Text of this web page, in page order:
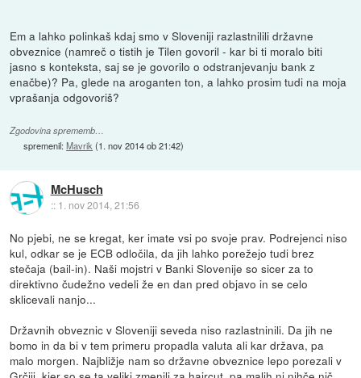
Em a lahko polinkaš kdaj smo v Sloveniji razlastnilili državne
obveznice (namreč o tistih je Tilen govoril - kar bi ti moralo biti
jasno s konteksta, saj se je govorilo o odstranjevanju bank z
enačbe)? Pa, glede na aroganten ton, a lahko prosim tudi na moja
vprašanja odgovoriš?
Zgodovina sprememb…
spremenil:Mavrik (1. nov 2014 ob 21:42)
McHusch
:: 1. nov 2014, 21:56
No pjebi, ne se kregat, ker imate vsi po svoje prav. Podrejenci niso
kul, odkar se je ECB odločila, da jih lahko porežejo tudi brez
stečaja (bail-in). Naši mojstri v Banki Slovenije so sicer za to
direktivno čudežno vedeli že en dan pred objavo in se celo
sklicevali nanjo...
Državnih obveznic v Sloveniji seveda niso razlastninili. Da jih ne
bomo in da bi v tem primeru propadla valuta ali kar država, pa
malo morgen. Najbližje nam so državne obveznice lepo porezali v